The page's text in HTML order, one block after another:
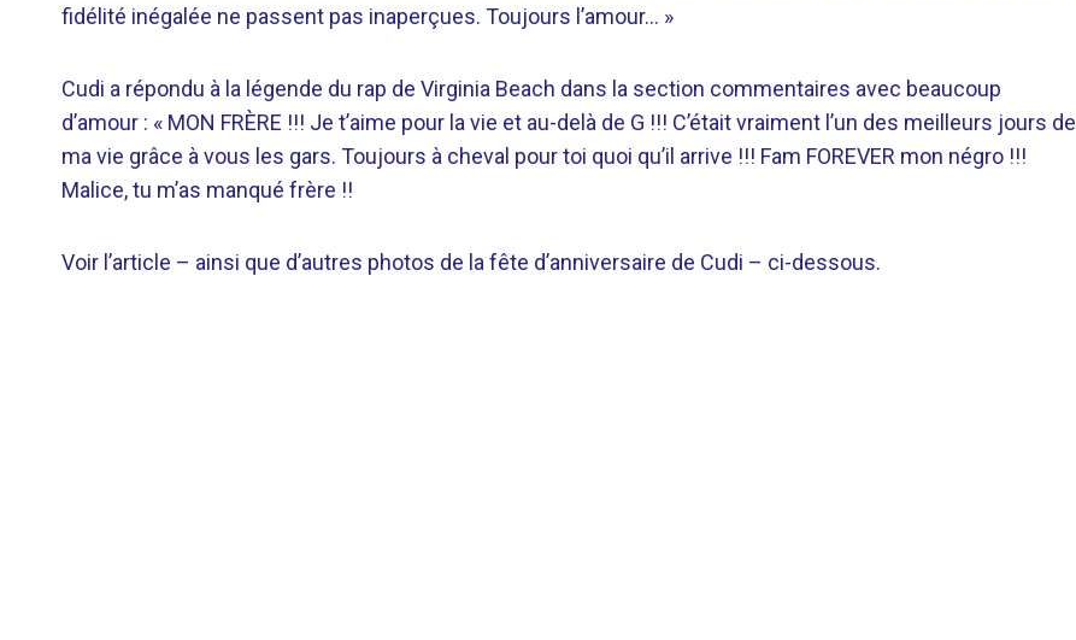
fidélité inégalée ne passent pas inaperçues. Toujours l’amour… »
Cudi a répondu à la légende du rap de Virginia Beach dans la section commentaires avec beaucoup
d’amour : « MON FRÈRE !!! Je t’aime pour la vie et au-delà de G !!! C’était vraiment l’un des meilleurs jours de
ma vie grâce à vous les gars. Toujours à cheval pour toi quoi qu’il arrive !!! Fam FOREVER mon négro !!!
Malice, tu m’as manqué frère !!
Voir l’article – ainsi que d’autres photos de la fête d’anniversaire de Cudi – ci-dessous.